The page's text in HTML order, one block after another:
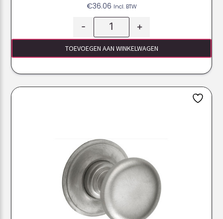
€36.06 Incl. BTW
- +
TOEVOEGEN AAN WINKELWAGEN